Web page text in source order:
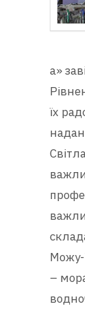
а»
їх
Можу-
–